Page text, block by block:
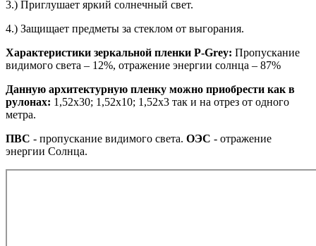
3.) Приглушает яркий солнечный свет.
4.) Защищает предметы за стеклом от выгорания.
Характеристики зеркальной пленки P-Grey: Пропускание
видимого света – 12%, отражение энергии солнца – 87%
Данную архитектурную пленку можно приобрести как в
рулонах: 1,52х30; 1,52х10; 1,52x3 так и на отрез от одного
метра.
ПВС - пропускание видимого света. ОЭС - отражение
энергии Солнца.